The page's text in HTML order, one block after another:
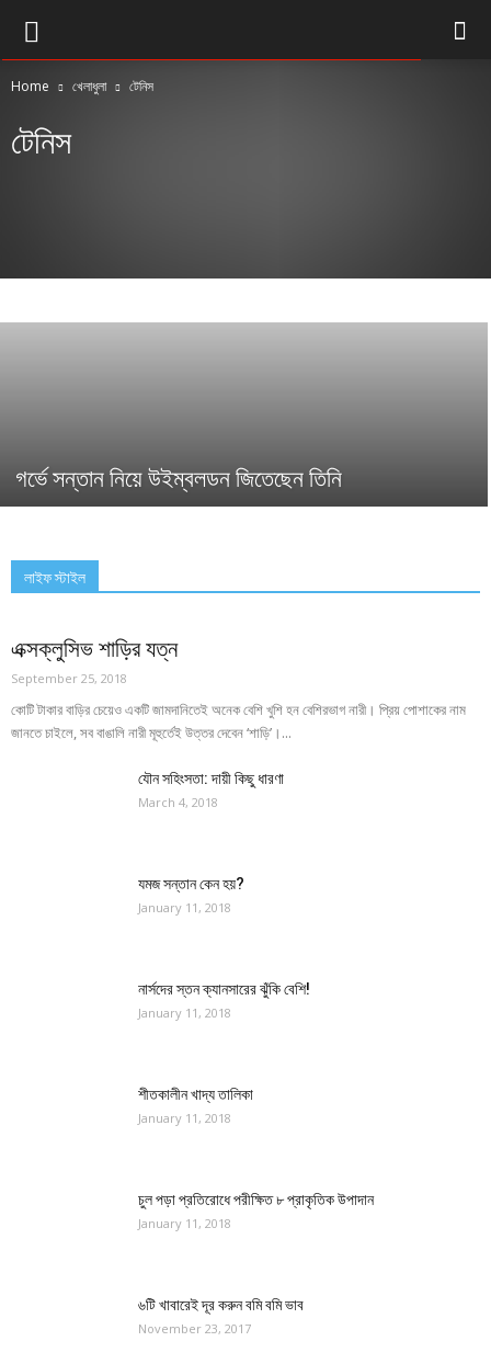
Home খেলাধুলা টেনিস
টেনিস
গর্ভে সন্তান নিয়ে উইম্বলডন জিতেছেন তিনি
লাইফ স্টাইল
এক্সক্লুসিভ শাড়ির যত্ন
September 25, 2018
কোটি টাকার বাড়ির চেয়েও একটি জামদানিতেই অনেক বেশি খুশি হন বেশিরভাগ নারী। প্রিয় পোশাকের নাম
জানতে চাইলে, সব বাঙালি নারী মূহুর্তেই উত্তর দেবেন ‘শাড়ি’।...
যৌন সহিংসতা: দায়ী কিছু ধারণা
March 4, 2018
যমজ সন্তান কেন হয়?
January 11, 2018
নার্সদের স্তন ক্যানসারের ঝুঁকি বেশি!
January 11, 2018
শীতকালীন খাদ্য তালিকা
January 11, 2018
চুল পড়া প্রতিরোধে পরীক্ষিত ৮ প্রাকৃতিক উপাদান
January 11, 2018
৬টি খাবারেই দূর করুন বমি বমি ভাব
November 23, 2017